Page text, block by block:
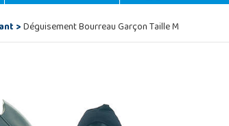
>Déguisement Bourreau Garçon Taille M